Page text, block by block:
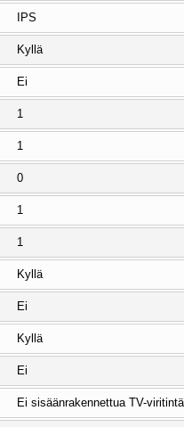
IPS
Kyllä
Ei
1
1
0
1
1
Kyllä
Ei
Kyllä
Ei
Ei sisäänrakennettua TV-viritintä